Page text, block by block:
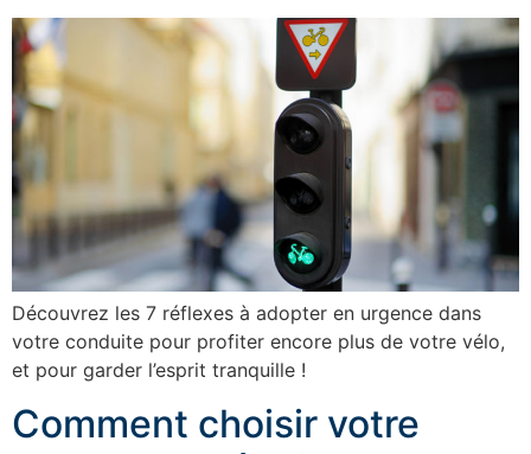
Découvrez les 7 réflexes à adopter en urgence dans
votre conduite pour profiter encore plus de votre vélo,
et pour garder l’esprit tranquille !
Comment choisir votre